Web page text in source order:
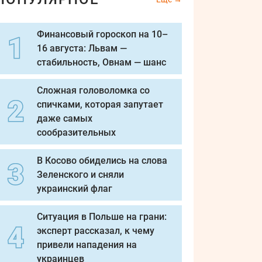
Финансовый гороскоп на 10–
16 августа: Львам —
стабильность, Овнам — шанс
Сложная головоломка со
спичками, которая запутает
даже самых
сообразительных
В Косово обиделись на слова
Зеленского и сняли
украинский флаг
Ситуация в Польше на грани:
эксперт рассказал, к чему
привели нападения на
украинцев